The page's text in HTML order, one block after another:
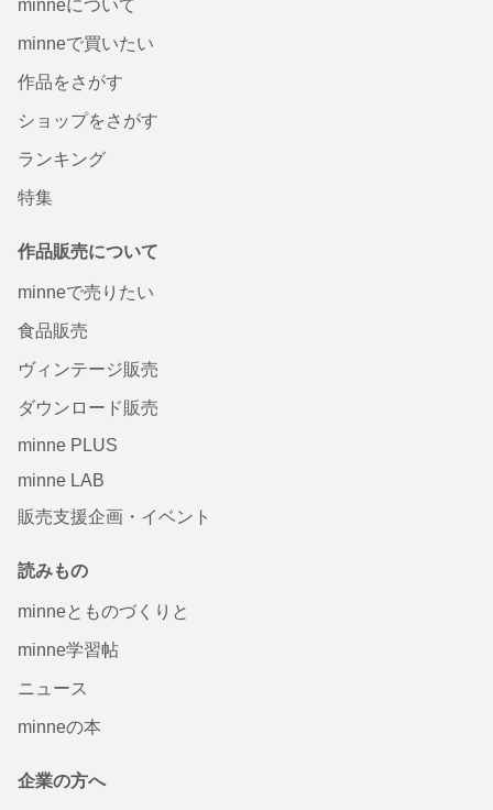
minneについて
minneで買いたい
作品をさがす
ショップをさがす
ランキング
特集
作品販売について
minneで売りたい
食品販売
ヴィンテージ販売
ダウンロード販売
minne PLUS
minne LAB
販売支援企画・イベント
読みもの
minneとものづくりと
minne学習帖
ニュース
minneの本
企業の方へ